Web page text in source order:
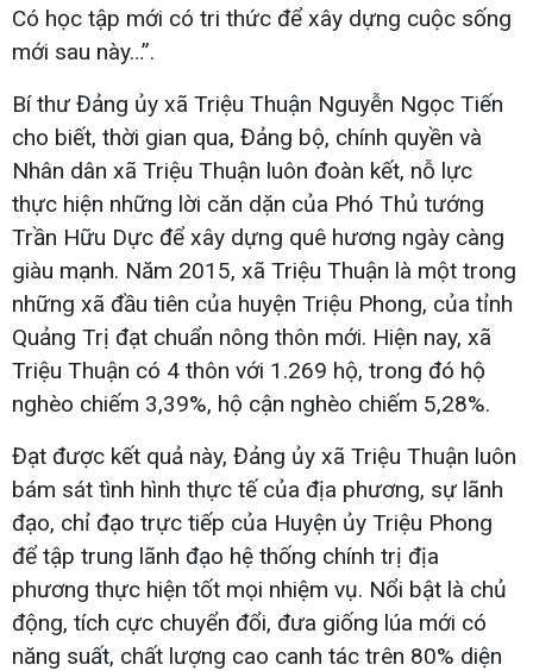
Có học tập mới có tri thức để xây dựng cuộc sống
mới sau này…”.
Bí thư Đảng ủy xã Triệu Thuận Nguyễn Ngọc Tiến
cho biết, thời gian qua, Đảng bộ, chính quyền và
Nhân dân xã Triệu Thuận luôn đoàn kết, nỗ lực
thực hiện những lời căn dặn của Phó Thủ tướng
Trần Hữu Dực để xây dựng quê hương ngày càng
giàu mạnh. Năm 2015, xã Triệu Thuận là một trong
những xã đầu tiên của huyện Triệu Phong, của tỉnh
Quảng Trị đạt chuẩn nông thôn mới. Hiện nay, xã
Triệu Thuận có 4 thôn với 1.269 hộ, trong đó hộ
nghèo chiếm 3,39%, hộ cận nghèo chiếm 5,28%.
Đạt được kết quả này, Đảng ủy xã Triệu Thuận luôn
bám sát tình hình thực tế của địa phương, sự lãnh
đạo, chỉ đạo trực tiếp của Huyện ủy Triệu Phong
để tập trung lãnh đạo hệ thống chính trị địa
phương thực hiện tốt mọi nhiệm vụ. Nổi bật là chủ
động, tích cực chuyển đổi, đưa giống lúa mới có
năng suất, chất lượng cao canh tác trên 80% diện